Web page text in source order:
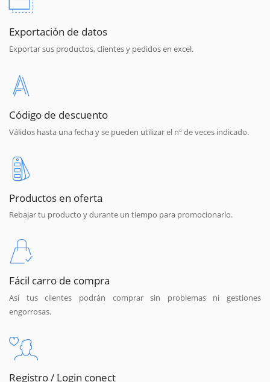
Exportación de datos
Exportar sus productos, clientes y pedidos en excel.
Código de descuento
Válidos hasta una fecha y se pueden utilizar el nº de veces indicado.
Productos en oferta
Rebajar tu producto y durante un tiempo para promocionarlo.
Fácil carro de compra
Así tus clientes podrán comprar sin problemas ni gestiones
engorrosas.
Registro / Login conect